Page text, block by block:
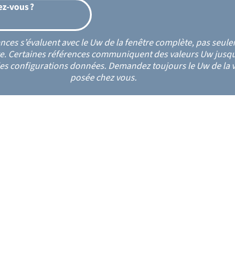
vous ?
s’évaluent avec le Uw de la fenêtre complète, pas
Certaines références communiquent des valeurs Uw
configurations données. Demandez toujours le Uw de la
posée chez vous.